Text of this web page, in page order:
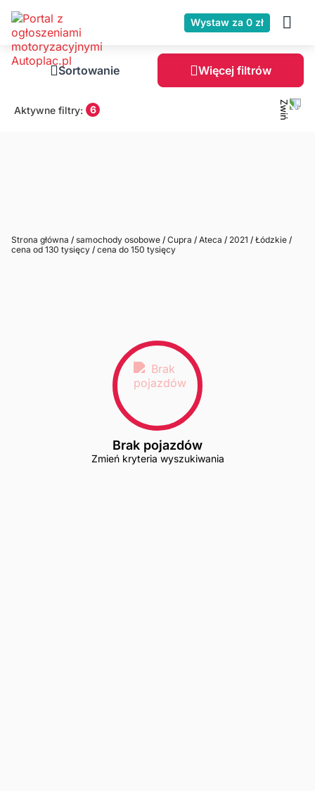
Wystaw za 0 zł
Sortowanie Więcej filtrów
Aktywne filtry: 6
Strona główna / samochody osobowe / Cupra / Ateca / 2021 / Łódzkie /
cena od 130 tysięcy / cena do 150 tysięcy
Brak pojazdów
Zmień kryteria wyszukiwania